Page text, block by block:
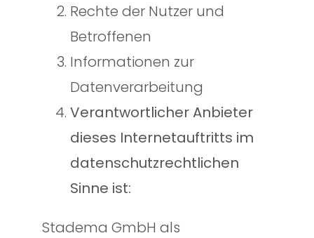
Rechte der Nutzer und
Betroffenen
Informationen zur
Datenverarbeitung
Verantwortlicher Anbieter
dieses Internetauftritts im
datenschutzrechtlichen
Sinne ist:
Stadema GmbH als